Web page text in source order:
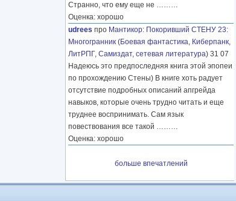
Странно, что ему еще не ………
Оценка: хорошо
udrees про Мантикор: Покоривший СТЕНУ 23:
Многогранник (Боевая фантастика, Киберпанк,
ЛитРПГ, Самиздат, сетевая литература) 31 07
Надеюсь это предпоследняя книга этой эпопеи
по прохождению Стены) В книге хоть радует
отсутствие подробных описаний апгрейда
навыков, которые очень трудно читать и еще
труднее воспринимать. Сам язык
повествования все такой ………
Оценка: хорошо
больше впечатлений